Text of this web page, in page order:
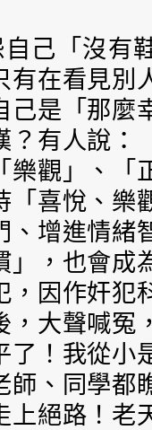
己「沒有
有在看見
己是「那麼
？有人說：
樂觀」、「
「喜悅、樂
、增進情緒
」，也會成
，因作奸犯
，大聲喊冤
了！我從小
師、同學都
上絕路！老